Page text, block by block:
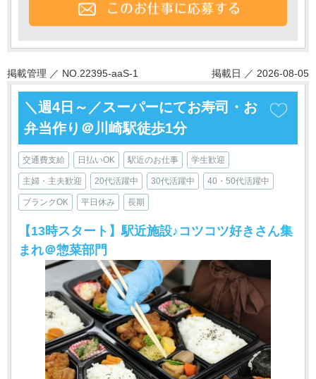
掲載管理 ／ NO.22395-aaS-1 掲載日 ／ 2026-08-05
＼週4日～／スーパーにてお寿司・お
弁当作り＠川崎駅徒歩1分
交通費支給 日払いOK 駅近のお仕事 学生歓迎
主婦・主夫歓迎 20代活躍中 30代活躍中 40・50代活躍中
ブランクOK 平日休み 長期
【13時スタート】駅近施設♪コツコツ好きさん集
まれ＠惣菜部門